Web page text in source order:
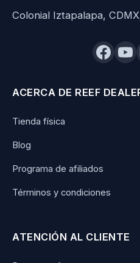
Colonial Iztapalapa,
ACERCA DE REEF
Tienda física
Blog
Programa de afiliados
Términos y condiciones
ATENCIÓN AL CLIENTE